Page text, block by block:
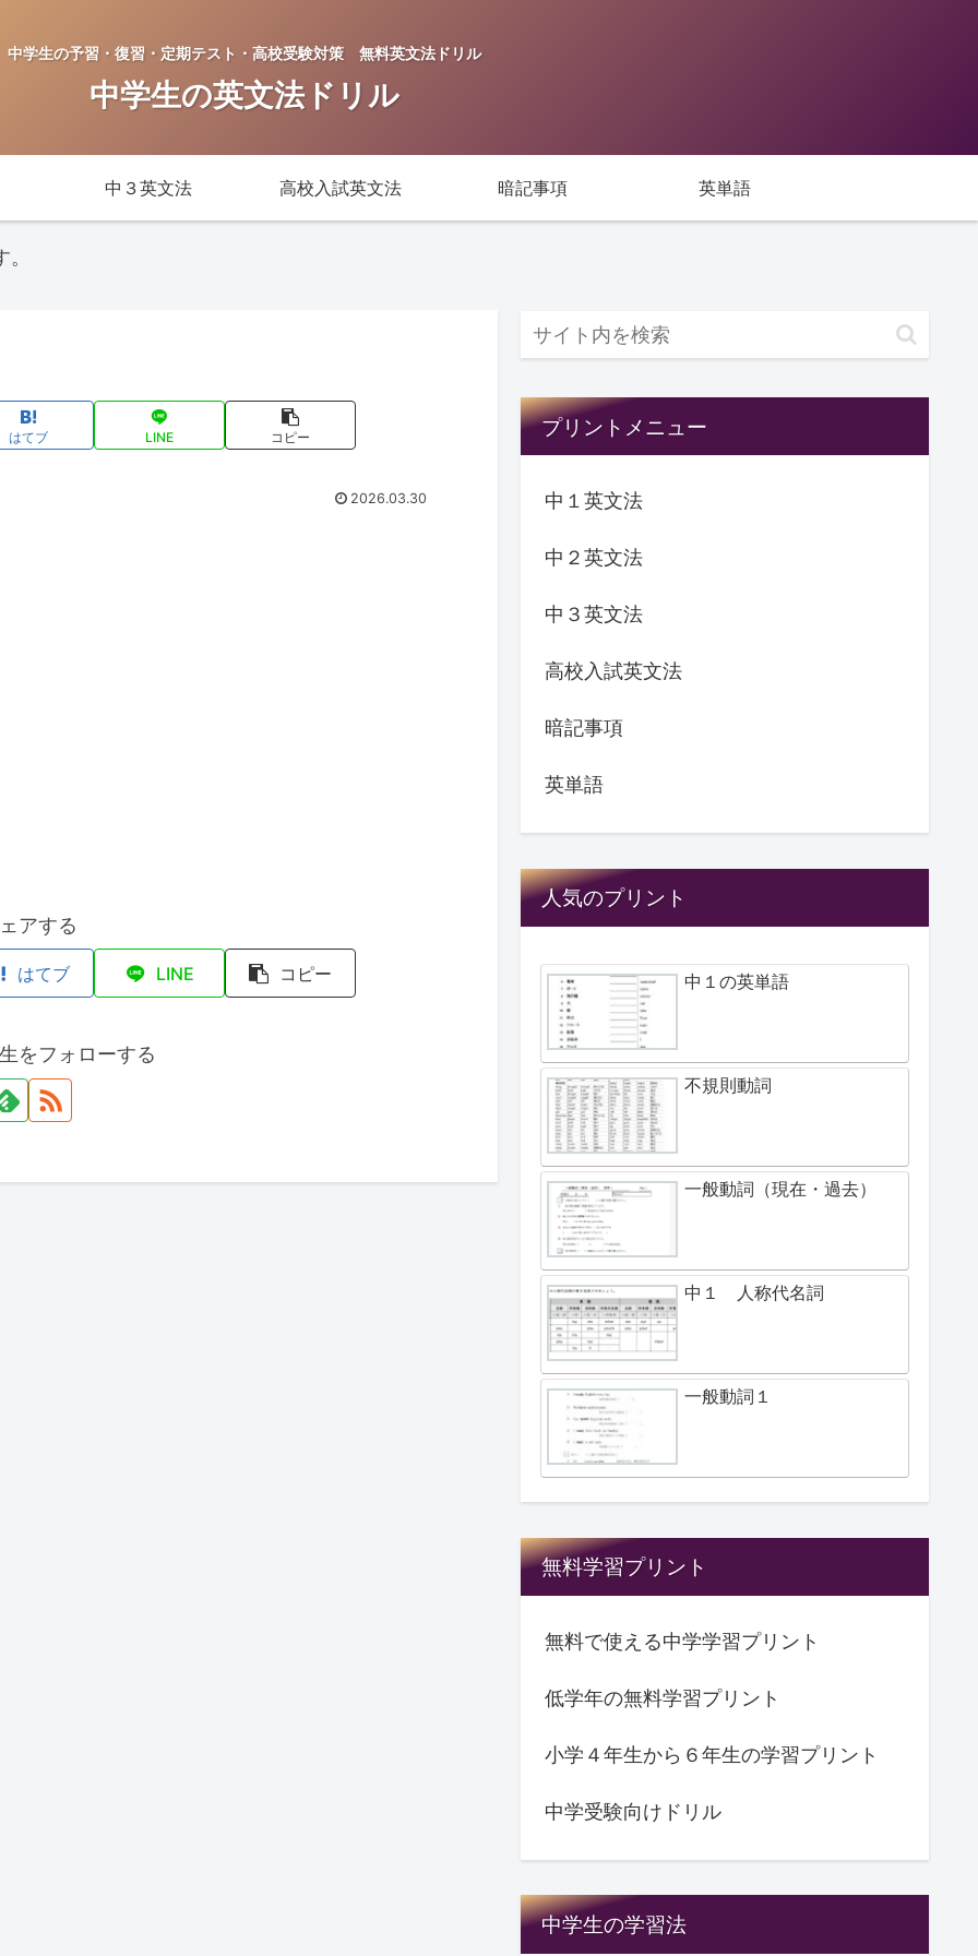
中学生の予習・復習・定期テスト・高校受験対策 無料英文法ドリル
中学生の英文法ドリル
中３英文法 高校入試英文法 暗記事項 英単語
はてブ LINE コピー
2026.03.30
アする
はてブ LINE コピー
をフォローする
プリントメニュー
中１英文法
中２英文法
中３英文法
高校入試英文法
暗記事項
英単語
人気のプリント
中１の英単語
不規則動詞
一般動詞（現在・過去）
中１ 人称代名詞
一般動詞１
無料学習プリント
無料で使える中学学習プリント
低学年の無料学習プリント
小学４年生から６年生の学習プリント
中学受験向けドリル
中学生の学習法